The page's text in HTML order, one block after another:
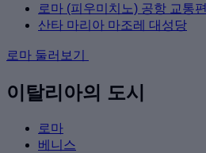
로마 (피우미치노) 공항 교통편
산타 마리아 마조레 대성당
로마 둘러보기
이탈리아의 도시
로마
베니스